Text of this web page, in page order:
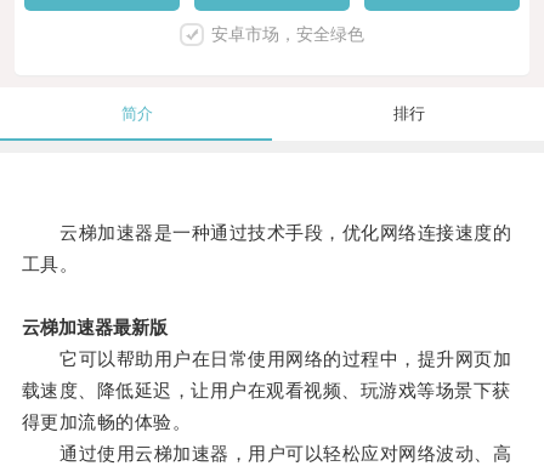
安卓市场，安全绿色
简介 排行
云梯加速器是一种通过技术手段，优化网络连接速度的
工具。
云梯加速器最新版
它可以帮助用户在日常使用网络的过程中，提升网页加
载速度、降低延迟，让用户在观看视频、玩游戏等场景下获
得更加流畅的体验。
通过使用云梯加速器，用户可以轻松应对网络波动、高